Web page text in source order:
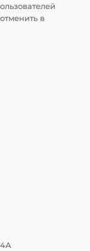
в